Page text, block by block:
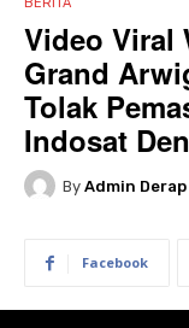
Video Viral
Grand
Tolak
Indosat
By Admin
Facebook